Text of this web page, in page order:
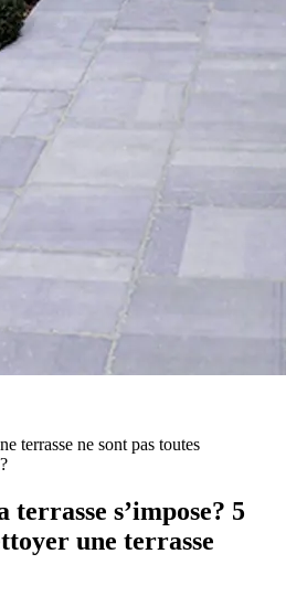
terrasse ne sont pas toutes
terrasse s’impose? 5
une terrasse